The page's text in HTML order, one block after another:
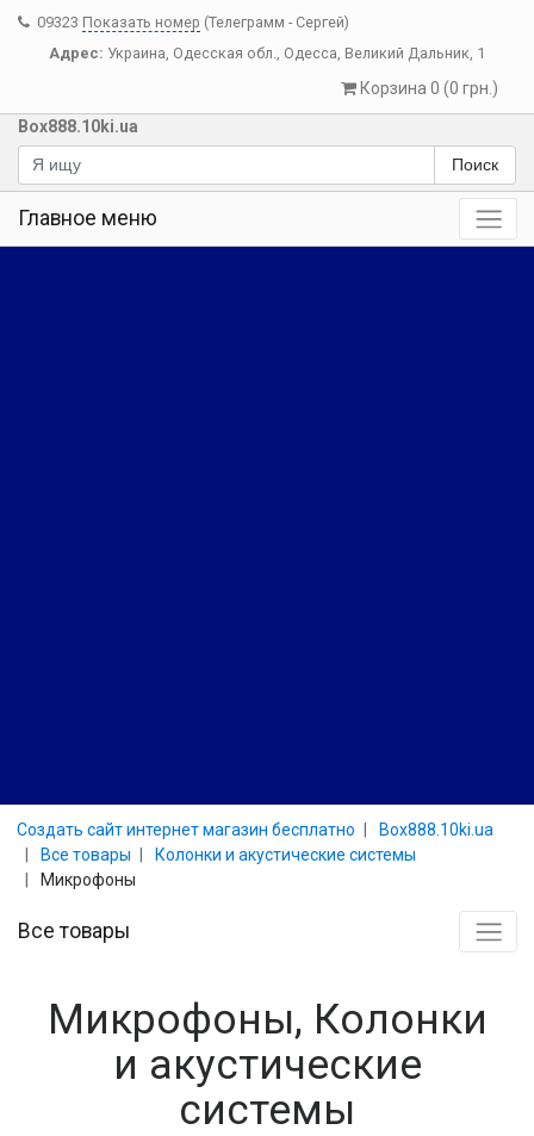
09323 Показать номер (Телеграмм - Сергей)
Адрес: Украина, Одесская обл., Одесса, Великий Дальник, 1
Корзина 0 (0 грн.)
Box888.10ki.ua
Поиск
Главное меню
Создать сайт интернет магазин бесплатно
Box888.10ki.ua
Все товары
Колонки и акустические системы
Микрофоны
Все товары
Микрофоны, Колонки
и акустические
системы